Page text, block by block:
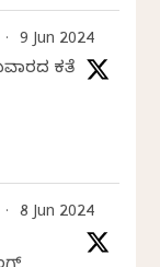
· 9 Jun 2024
ಕತೆ
· 8 Jun 2024